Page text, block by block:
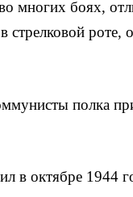
многих боях,
стрелковой роте,
полка
в октяб­ре 1944